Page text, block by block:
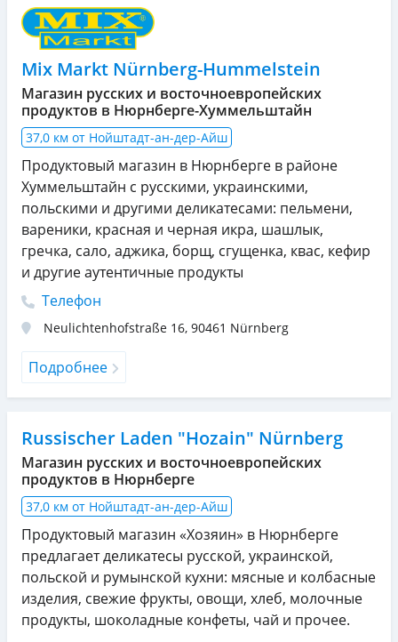
Mix Markt Nürnberg-Hummelstein
Магазин русских и восточноевропейских
продуктов в Нюрнберге-Хуммельштайн
37,0 км от Нойштадт-ан-дер-Айш
Продуктовый магазин в Нюрнберге в районе
Хуммельштайн с русскими, украинскими,
польскими и другими деликатесами: пельмени,
вареники, красная и черная икра, шашлык,
гречка, сало, аджика, борщ, сгущенка, квас, кефир
и другие аутентичные продукты
Телефон
Neulichtenhofstraße 16, 90461 Nürnberg
Подробнее
Russischer Laden "Hozain" Nürnberg
Магазин русских и восточноевропейских
продуктов в Нюрнберге
37,0 км от Нойштадт-ан-дер-Айш
Продуктовый магазин «Хозяин» в Нюрнберге
предлагает деликатесы русской, украинской,
польской и румынской кухни: мясные и колбасные
изделия, свежие фрукты, овощи, хлеб, молочные
продукты, шоколадные конфеты, чай и прочее.